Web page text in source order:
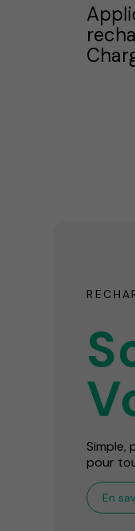
Simple,
pour
En